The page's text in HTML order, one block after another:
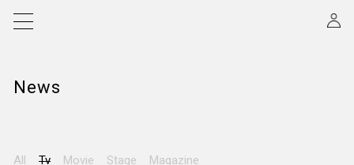
News
All Tv Movie Stage
Magazine